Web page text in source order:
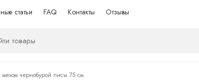
статьи FAQ Контакты Отзывы
чернобурой лисы 75 см